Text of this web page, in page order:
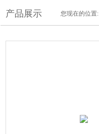
产品展示 您现在的位置: